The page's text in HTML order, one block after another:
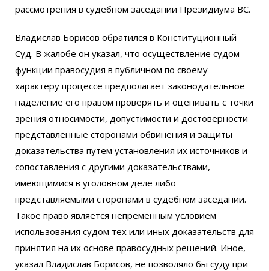
рассмотрения в судебном заседании Президиума ВС.
Владислав Борисов обратился в Конституционный
Суд. В жалобе он указал, что осуществление судом
функции правосудия в публичном по своему
характеру процессе предполагает законодательное
наделение его правом проверять и оценивать с точки
зрения относимости, допустимости и достоверности
представленные сторонами обвинения и защиты
доказательства путем установления их источников и
сопоставления с другими доказательствами,
имеющимися в уголовном деле либо
представляемыми сторонами в судебном заседании.
Такое право является непременным условием
использования судом тех или иных доказательств для
принятия на их основе правосудных решений. Иное,
указал Владислав Борисов, не позволяло бы суду при